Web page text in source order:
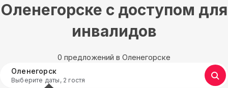
Оленегорске с доступом для
инвалидов
0 предложений в Оленегорске
Оленегорск
Выберите даты, 2 гостя